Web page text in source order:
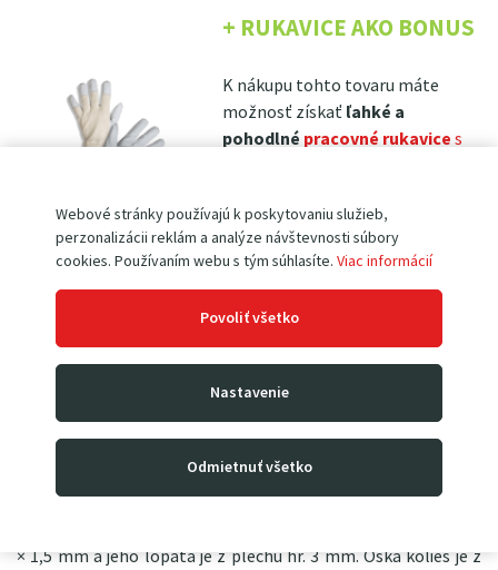
Webové stránky používajú k poskytovaniu služieb,
perzonalizácii reklám a analýze návštevnosti súbory
cookies. Používaním webu s tým súhlasíte. Viac informácií
Povoliť všetko
Nastavenie
Odmietnuť všetko
+ RUKAVICE AKO BONUS
K nákupu tohto tovaru máte
možnosť získaťľahké a
pohodlné pracovné rukavices
(tie určite oceníte nielen pri práci so
zakupeným produktom, ale tiež na zahrade, v dielni, pri ľahkých montážach,
je univerzálny ručný dvojkolesový vozík
(nazývaný tiež ako rudlík alebo rudla) s vysokým čelom a je
vhodný pre manipuláciu v skladoch, prevážanie vyšších
nákladov, prepraviek, krabíc, atp. Uvezie náklad
hmotnosti 200 kga rozmer lopaty (ložnej plochy) je 400 ×
× 1,5 mm a jeho lopata je z plechu hr. 3 mm. Oska kolies je z